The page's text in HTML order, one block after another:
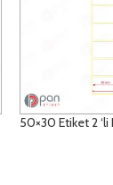
50×30 Etiket 2 ‘li